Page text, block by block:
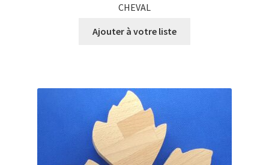
CHEVAL
Ajouter à votre liste